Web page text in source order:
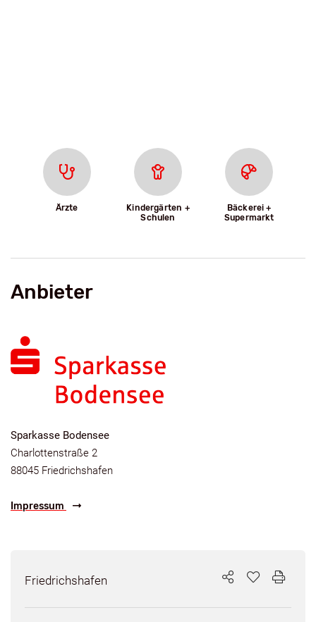
Ärzte
Kindergärten +
Schulen
Bäckerei +
Supermarkt
Anbieter
Sparkasse Bodensee
Charlottenstraße 2
88045 Friedrichshafen
Impressum
Friedrichshafen